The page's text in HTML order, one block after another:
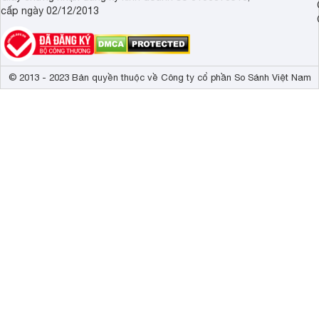
cấp ngày 02/12/2013
© 2013 - 2023 Bản quyền thuộc về Công ty cổ phần So Sánh Việt Nam